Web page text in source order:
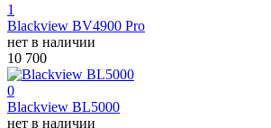
1
Blackview BV4900 Pro
нет в наличии
10 700
0
Blackview BL5000
нет в наличии